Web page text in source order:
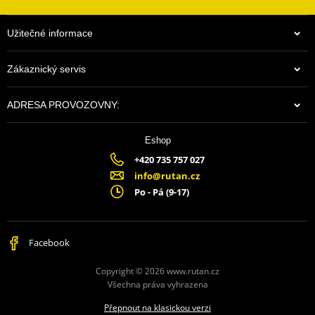
výměnu brzdových destiček.
Užitečné informace
Zákaznický servis
ADRESA PROVOZOVNY:
Eshop
+420 735 757 027
info@rutan.cz
Po - Pá (9-17)
Facebook
Copyright © 2026 www.rutan.cz
Všechna práva vyhrazena
Přepnout na klasickou verzi